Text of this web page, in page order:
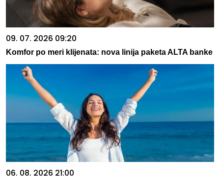
09. 07. 2026 09:20
Komfor po meri klijenata: nova linija paketa ALTA banke
06. 08. 2026 21:00